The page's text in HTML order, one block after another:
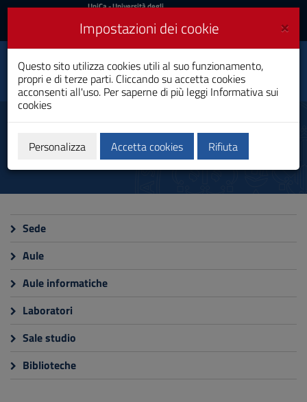
Vai
al
navigazione
sito
al
Footer
UniCa
Accedi
UniCa- Università degli
Accedi UniCA News
Toggle
navigation
Scienze e Tecnologie
Geologiche
Laurea Magistrale
Strutture e aule
Sede
Aule
Aule informatiche
Laboratori
Sale studio
Biblioteche
×
Impostazioni dei cookie
Questo sito utilizza cookies utili al suo funzionamento,
propri e di terze parti. Cliccando su accetta cookies
acconsenti all'uso. Per saperne di più leggi Informativa sui
cookies
Personalizza Accetta cookies Rifiuta